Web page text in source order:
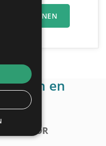
INDIENEN
en
VOOR